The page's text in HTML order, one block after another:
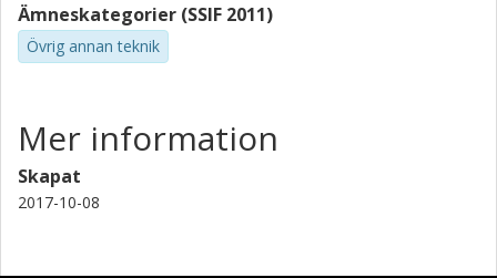
Ämneskategorier (SSIF 2011)
Övrig annan teknik
Mer information
Skapat
2017-10-08